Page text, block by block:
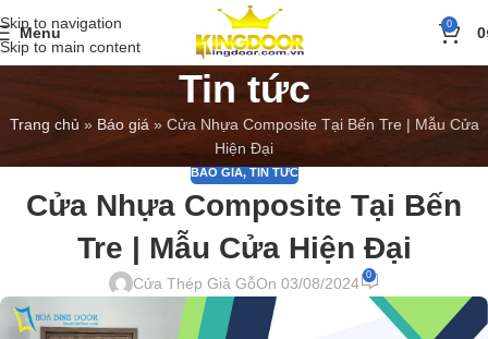
Skip to navigation
Skip to main content
Menu 0 0
Tin tức
Trang chủ » Báo giá » Cửa Nhựa Composite Tại Bến Tre | Mẫu Cửa
Hiện Đại
BÁO GIÁ, TIN TỨC
Cửa Nhựa Composite Tại Bến
Tre | Mẫu Cửa Hiện Đại
Cửa Thép Giả GỗOn 03/08/2024 0